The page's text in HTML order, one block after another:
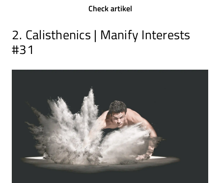
Check artikel
2. Calisthenics | Manify Interests
#31